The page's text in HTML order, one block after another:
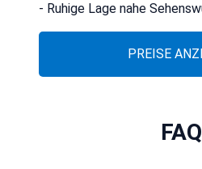
- Ruhige Lage nahe
PREISE
FAQ